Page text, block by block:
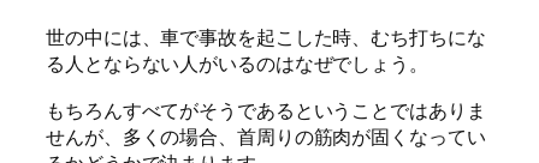
世の中には、車で事故を起こした時、むち打ちにな
る人とならない人がいるのはなぜでしょう。
もちろんすべてがそうであるということではありま
せんが、多くの場合、首周りの筋肉が固くなってい